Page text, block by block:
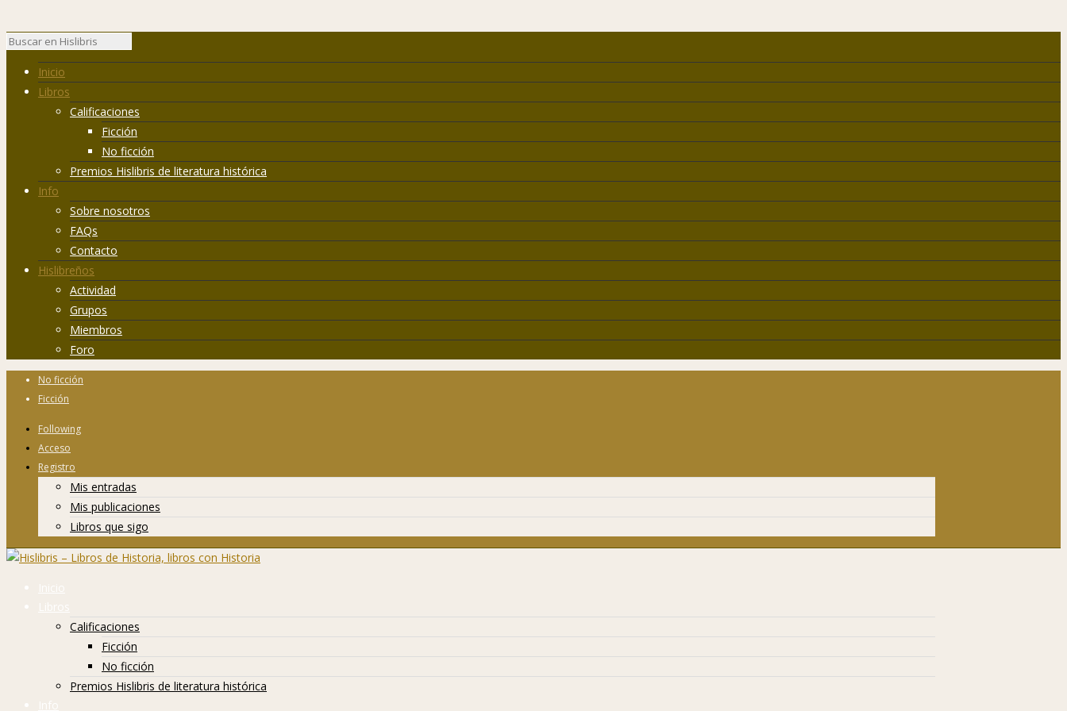
Inicio
Libros
Calificaciones
Ficción
No ficción
Premios Hislibris de literatura histórica
Info
Sobre nosotros
FAQs
Contacto
Hislibreños
Actividad
Grupos
Miembros
Foro
No ficción
Ficción
Following
Acceso
Registro
Mis entradas
Mis publicaciones
Libros que sigo
Inicio
Libros
Calificaciones
Ficción
No ficción
Premios Hislibris de literatura histórica
Info